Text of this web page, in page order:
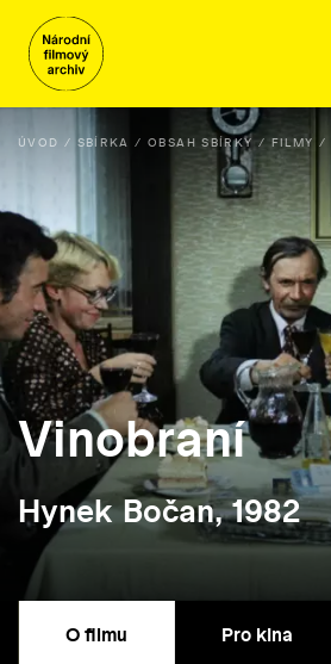
ÚVOD SBÍRKA OBSAH SBÍRKY FILMY
Vinobraní
Hynek Bočan, 1982
O filmu Pro kina